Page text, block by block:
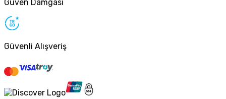
Güven Damgası
Güvenli Alışveriş